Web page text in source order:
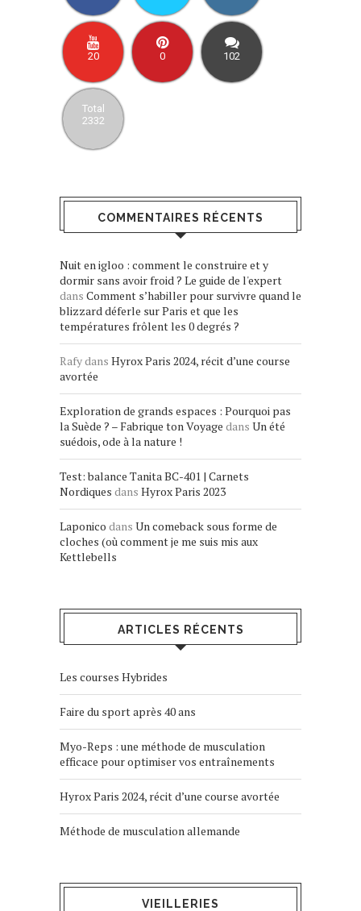
20 0 102
Total
2332
COMMENTAIRES RÉCENTS
Nuit en igloo : comment le construire et y
dormir sans avoir froid ? Le guide de l'expert
dans Comment s’habiller pour survivre quand le
blizzard déferle sur Paris et que les
températures frôlent les 0 degrés ?
Rafydans Hyrox Paris 2024, récit d’une course
avortée
Exploration de grands espaces : Pourquoi pas
la Suède ? – Fabrique ton Voyage dans Un été
suédois, ode à la nature !
Test: balance Tanita BC-401 | Carnets
Nordiques dans Hyrox Paris 2023
Laponico dans Un comeback sous forme de
cloches (où comment je me suis mis aux
Kettlebells
ARTICLES RÉCENTS
Les courses Hybrides
Faire du sport après 40 ans
Myo-Reps : une méthode de musculation
efficace pour optimiser vos entraînements
Hyrox Paris 2024, récit d’une course avortée
Méthode de musculation allemande
VIEILLERIES